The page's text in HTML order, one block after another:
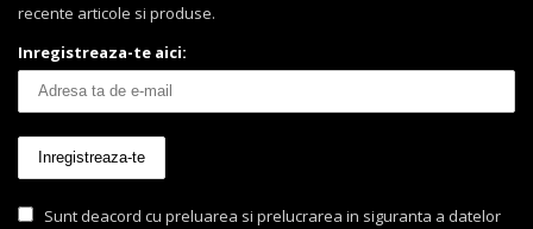
recente articole si produse.
Inregistreaza-te aici:
Sunt deacord cu preluarea si prelucrarea in siguranta a datelor